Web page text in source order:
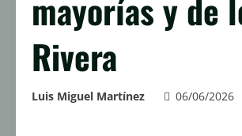
mayorías y de
Rivera
Luis Miguel Martínez 06/06/2026